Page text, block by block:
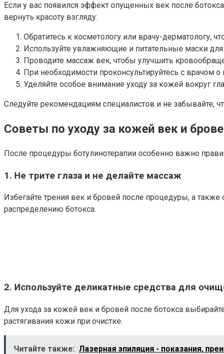
Если у вас появился эффект опущенных век после
вернуть красоту взгляду:
Обратитесь к косметологу или врачу-дерматологу,
Используйте увлажняющие и питательные маски
Проводите массаж век, чтобы улучшить
При необходимости проконсультируйтесь с врачом
Уделяйте особое внимание уходу за кожей вокруг
Следуйте рекомендациям специалистов и не забывайте,
Советы по уходу за кожей век и
После процедуры ботулинотерапии особенно важно
1. Не трите глаза и не делайте массаж
Избегайте трения век и бровей после процедуры, а
распределению ботокса.
2. Используйте деликатные средства для
Для ухода за кожей век и бровей после ботокса
растягивания кожи при очистке.
Читайте также: Лазерная эпиляция - показания,